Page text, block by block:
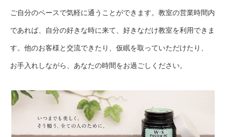
ご自分のペースで気軽に通うことができます。教室の営業時間内
であれば、自分の好きな時に来て、好きなだけ教室を利用できま
す。他のお客様と交流できたり、仮眠を取っていただけたり、
お手入れしながら、あなたの時間をお過ごしください。